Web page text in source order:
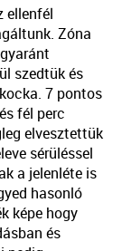
ellenfél
Zóna
szedtük és
7 pontos
fél perc
elvesztettük
sérüléssel
a jelenléte is
hasonló
képe hogy
és